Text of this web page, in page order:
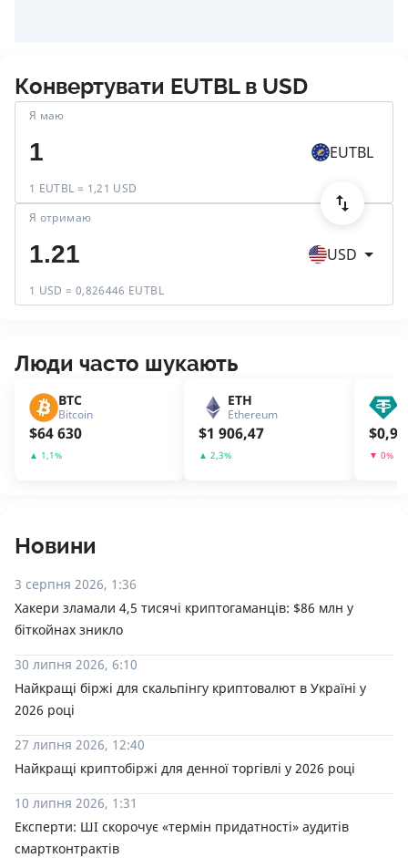
Конвертувати EUTBLв USD
Я маю
1 EUTBL = 1,21 USD
EUTBL
Я отримаю
1 USD = 0,826446 EUTBL
USD
Люди часто шукають
BTC
Bitcoin
$64 630
▲ 1,1%
ETH
Ethereum
$1 906,47
▲ 2,3%
$
▼ 0%
Новини
3 серпня 2026, 1:36
Хакери зламали 4,5 тисячі криптогаманців: $86 млн у
біткойнах зникло
30 липня 2026, 6:10
Найкращі біржі для скальпінгу криптовалют в Україні у
2026 році
27 липня 2026, 12:40
Найкращі криптобіржі для денної торгівлі у 2026 році
10 липня 2026, 1:31
Експерти: ШІ скорочує «термін придатності» аудитів
смартконтрактів